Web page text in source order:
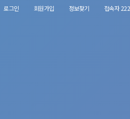
로그인 회원가입 정보찾기 접속자 222